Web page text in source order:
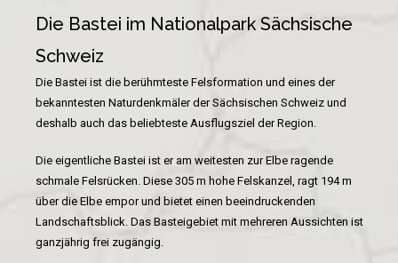
Die Bastei im Nationalpark Sächsische
Schweiz
Die Bastei ist die berühmteste Felsformation und eines der
bekanntesten Naturdenkmäler der Sächsischen Schweiz und
deshalb auch das beliebteste Ausflugsziel der Region.
Die eigentliche Bastei ist er am weitesten zur Elbe ragende
schmale Felsrücken. Diese 305 m hohe Felskanzel, ragt 194 m
über die Elbe empor und bietet einen beeindruckenden
Landschaftsblick. Das Basteigebiet mit mehreren Aussichten ist
ganzjährig frei zugängig.